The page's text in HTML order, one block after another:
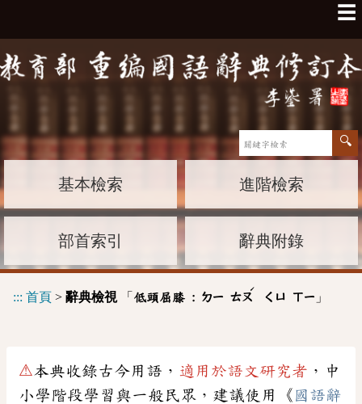
☰
基本檢索 進階檢索
部首索引 辭典附錄
::: 首頁 > 辭典檢視「 低頭屈膝 : ㄉㄧ ㄊㄡ
ˊ
ㄑㄩ ㄒㄧ 」
⚠本典收錄古今用語， 適用於語文研究者 ，中
小學階段學習與一般民眾，建議使用《 國語辭